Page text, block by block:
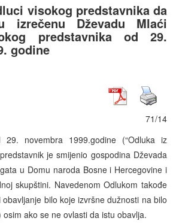
visokog predstavnika da
izrečenu Dževadu Mlaći
predstavnika od 29.
godine
71/14
29. novembra 1999.godine (“Odluka iz
je smijenio gospodina Dževada
u Domu naroda Bosne i Hercegovine i
skupštini. Navedenom Odlukom takođe
bilo koje izvršne dužnosti na bilo
osim ako se ne ovlasti da istu obavlja.